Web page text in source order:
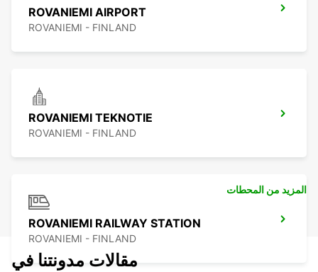
ROVANIEMI AIRPORT
ROVANIEMI - FINLAND
ROVANIEMI TEKNOTIE
ROVANIEMI - FINLAND
ROVANIEMI RAILWAY STATION
ROVANIEMI - FINLAND
المزيد من المحطات
مقالات مدونتنا في